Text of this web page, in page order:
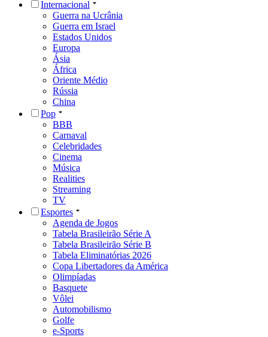
Internacional
Guerra na Ucrânia
Guerra em Israel
Estados Unidos
Europa
Ásia
África
Oriente Médio
Rússia
China
Pop
BBB
Carnaval
Celebridades
Cinema
Música
Realities
Streaming
TV
Esportes
Agenda de Jogos
Tabela Brasileirão Série A
Tabela Brasileirão Série B
Tabela Eliminatórias 2026
Copa Libertadores da América
Olimpíadas
Basquete
Vôlei
Automobilismo
Golfe
e-Sports